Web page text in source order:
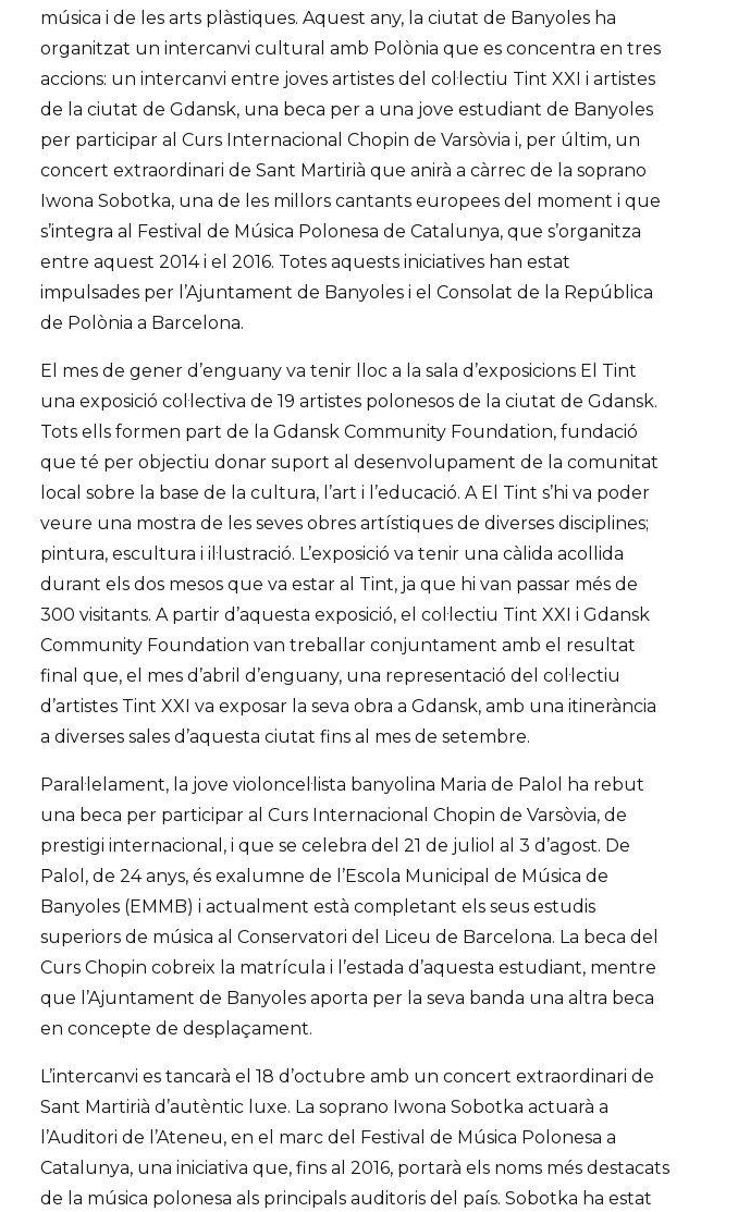
música i de les arts plàstiques. Aquest any, la ciutat de Banyoles ha
organitzat un intercanvi cultural amb Polònia que es concentra en tres
accions: un intercanvi entre joves artistes del col·lectiu Tint XXI i artistes
de la ciutat de Gdansk, una beca per a una jove estudiant de Banyoles
per participar al Curs Internacional Chopin de Varsòvia i, per últim, un
concert extraordinari de Sant Martirià que anirà a càrrec de la soprano
Iwona Sobotka, una de les millors cantants europees del moment i que
s’integra al Festival de Música Polonesa de Catalunya, que s’organitza
entre aquest 2014 i el 2016. Totes aquests iniciatives han estat
impulsades per l’Ajuntament de Banyoles i el Consolat de la República
de Polònia a Barcelona.
El mes de gener d’enguany va tenir lloc a la sala d’exposicions El Tint
una exposició col·lectiva de 19 artistes polonesos de la ciutat de Gdansk.
Tots ells formen part de la Gdansk Community Foundation, fundació
que té per objectiu donar suport al desenvolupament de la comunitat
local sobre la base de la cultura, l’art i l’educació. A El Tint s’hi va poder
veure una mostra de les seves obres artístiques de diverses disciplines;
pintura, escultura i il·lustració. L’exposició va tenir una càlida acollida
durant els dos mesos que va estar al Tint, ja que hi van passar més de
300 visitants. A partir d’aquesta exposició, el col·lectiu Tint XXI i Gdansk
Community Foundation van treballar conjuntament amb el resultat
final que, el mes d’abril d’enguany, una representació del col·lectiu
d’artistes Tint XXI va exposar la seva obra a Gdansk, amb una itinerància
a diverses sales d’aquesta ciutat fins al mes de setembre.
Paral·lelament, la jove violoncel·lista banyolina Maria de Palol ha rebut
una beca per participar al Curs Internacional Chopin de Varsòvia, de
prestigi internacional, i que se celebra del 21 de juliol al 3 d’agost. De
Palol, de 24 anys, és exalumne de l’Escola Municipal de Música de
Banyoles (EMMB) i actualment està completant els seus estudis
superiors de música al Conservatori del Liceu de Barcelona. La beca del
Curs Chopin cobreix la matrícula i l’estada d’aquesta estudiant, mentre
que l’Ajuntament de Banyoles aporta per la seva banda una altra beca
en concepte de desplaçament.
L’intercanvi es tancarà el 18 d’octubre amb un concert extraordinari de
Sant Martirià d’autèntic luxe. La soprano Iwona Sobotka actuarà a
l’Auditori de l’Ateneu, en el marc del Festival de Música Polonesa a
Catalunya, una iniciativa que, fins al 2016, portarà els noms més destacats
de la música polonesa als principals auditoris del país. Sobotka ha estat